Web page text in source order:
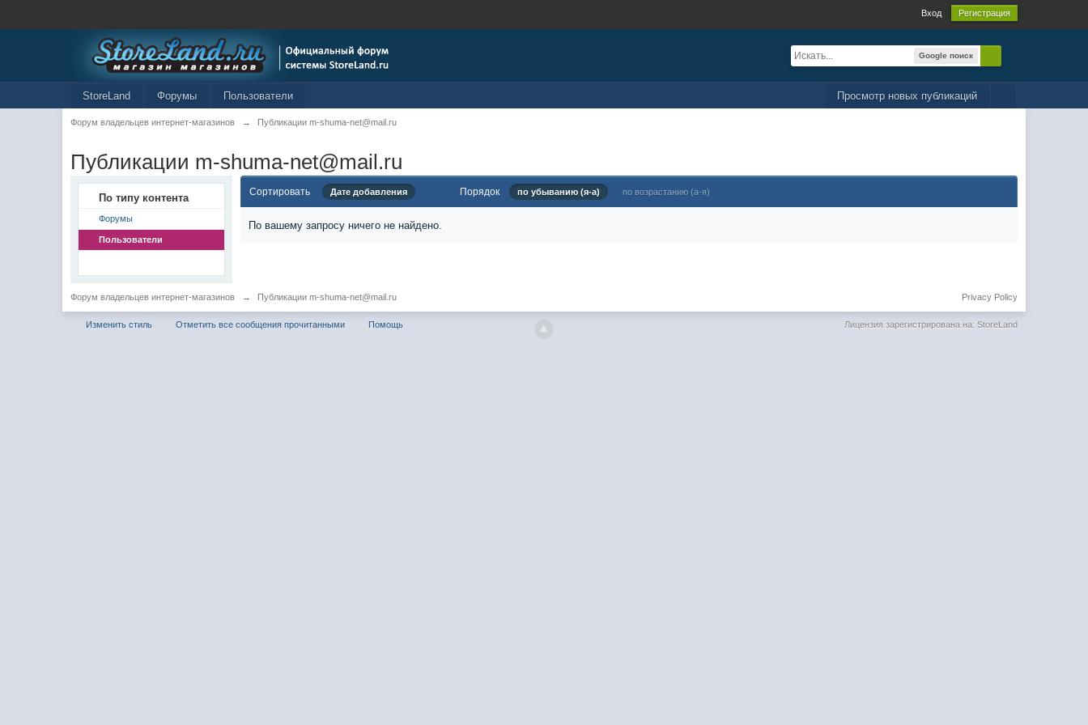
Вход Регистрация
Google поиск
Просмотр новых публикаций
StoreLand Форумы Пользователи
Форум владельцев интернет-магазинов → Публикации m-shuma-net@mail.ru
Публикации m-shuma-net@mail.ru
По типу контента
Форумы
Пользователи
Сортировать Дате добавления Порядок по убыванию (я-а) по возрастанию (а-я)
По вашему запросу ничего не найдено.
Форум владельцев интернет-магазинов → Публикации m-shuma-net@mail.ru Privacy Policy
Изменить стиль Отметить все сообщения прочитанными Помощь Лицензия зарегистрирована на: StoreLand